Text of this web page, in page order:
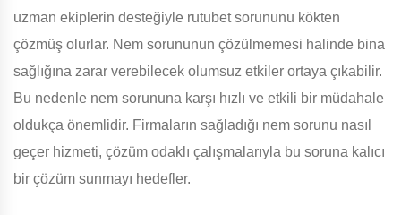
uzman ekiplerin desteğiyle rutubet sorununu kökten
çözmüş olurlar. Nem sorununun çözülmemesi halinde bina
sağlığına zarar verebilecek olumsuz etkiler ortaya çıkabilir.
Bu nedenle nem sorununa karşı hızlı ve etkili bir müdahale
oldukça önemlidir. Firmaların sağladığı nem sorunu nasıl
geçer hizmeti, çözüm odaklı çalışmalarıyla bu soruna kalıcı
bir çözüm sunmayı hedefler.